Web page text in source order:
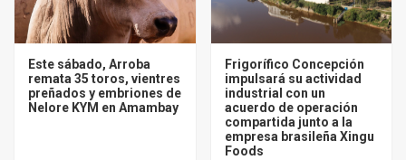
Este sábado, Arroba
remata 35 toros, vientres
preñados y embriones de
Nelore KYM en Amambay
Frigorífico Concepción
impulsará su actividad
industrial con un
acuerdo de operación
compartida junto a la
empresa brasileña Xingu
Foods